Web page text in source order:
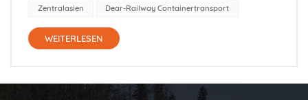
Zentralasien
Dear-Railway Containertransport
WEITERLESEN